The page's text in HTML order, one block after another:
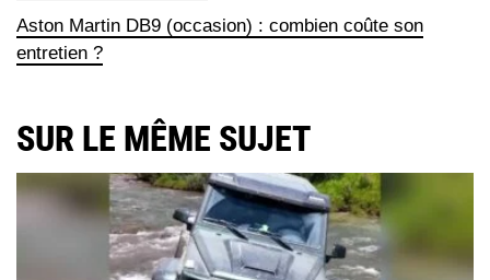
Aston Martin DB9 (occasion) : combien coûte son
entretien ?
SUR LE MÊME SUJET